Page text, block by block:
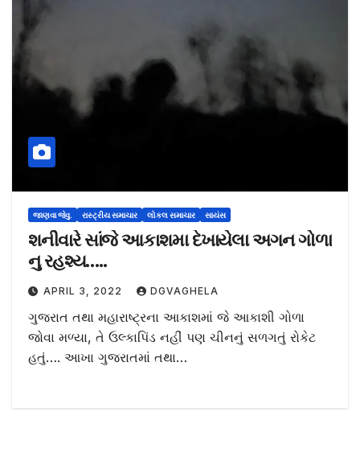
જાણવા જેવુ. રાસ્ટ્રીય સમાચાર લોકલ સમાચાર સાયંસ
શનીવારે સાંજે આકાશમા દેખાયેલા અગન ગોળા
નુ રહશ્ય…..
APRIL 3, 2022 DGVAGHELA
ગુજરાત તથા મહારાષ્ટ્રના આકાશમાં જે આકાશી ગોળા
જોવા મળ્યા, તે ઉલ્કાપિંડ નહીં પણ ચીનનું સળગતું રોકેટ
હતું…. આખા ગુજરાતમાં તથા…